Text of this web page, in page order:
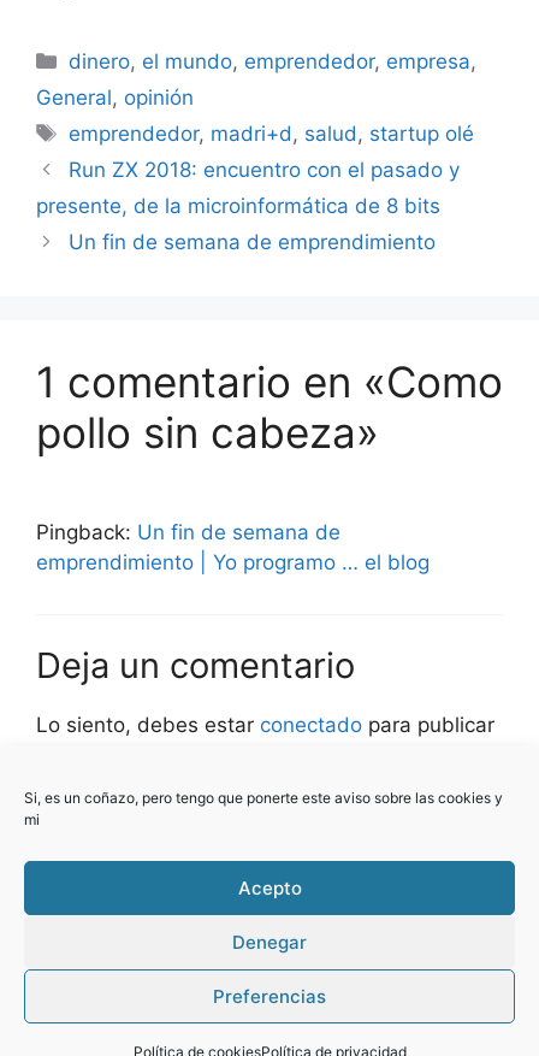
Si, es un coñazo, pero tengo que ponerte este aviso sobre las cookies y
mi
Acepto
Denegar
Preferencias
Política de cookiesPolítica de privacidad
Categorías
dinero, el mundo, emprendedor, empresa,
General, opinión
Etiquetas
emprendedor, madri+d , salud , startup olé
Run ZX 2018: encuentro con el pasado y
presente, de la microinformática de 8 bits
Un fin de semana de emprendimiento
1 comentario en «Como
pollo sin cabeza»
Pingback: Un fin de semana de
emprendimiento | Yo programo … el blog
Deja un comentario
Lo siento, debes estar conectado para publicar
Este sitio usa Akismet para reducir el spam.
© 2026 Yo programo ... el blog• Creado con
GeneratePress